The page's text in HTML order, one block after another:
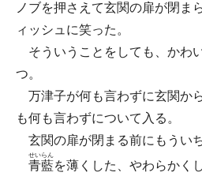
ノブを押さえて玄関の扉が閉ま
ィッシュに笑った。
そういうことをしても、かわ
つ。
万津子が何も言わずに玄関か
も何も言わずについて入る。
玄関の扉が閉まる前にもうい
青藍
せいらん
を薄くした、やわらかく